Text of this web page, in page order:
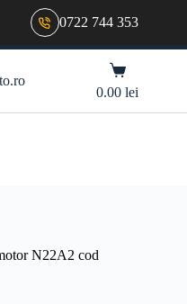
0722 744 353
Coș
de
cumpărături
0.00lei
N22A2 cod